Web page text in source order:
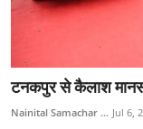
🌍 अंतर्राष्ट्रीय समाचार
💼 व्यापार और
टनकपुर से कैलाश
Nainital Samachar ... Jul 6,